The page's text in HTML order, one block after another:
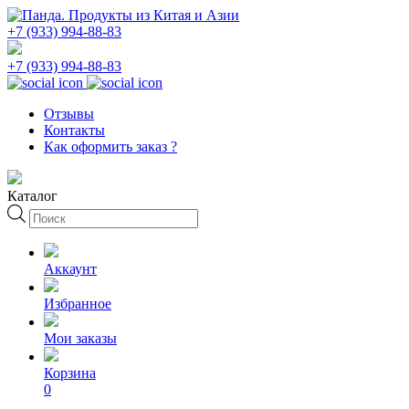
+7 (933) 994-88-83
+7 (933) 994-88-83
Отзывы
Контакты
Как оформить заказ ?
Каталог
Поиск
товаров
Аккаунт
Избранное
Мои заказы
Корзина
0